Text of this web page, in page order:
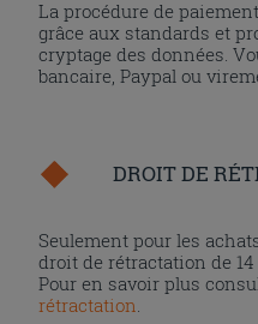
La procédure de
grâce aux standards et
cryptage des données.
bancaire, Paypal ou
DROIT DE
Seulement pour les
droit de rétractation de
Pour en savoir plus
rétractation